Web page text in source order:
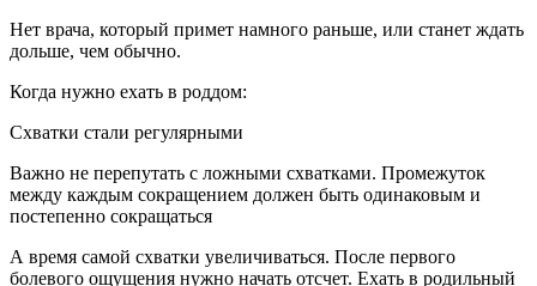
Нет врача, который примет намного раньше, или станет ждать
дольше, чем обычно.
Когда нужно ехать в роддом:
Схватки стали регулярными
Важно не перепутать с ложными схватками. Промежуток
между каждым сокращением должен быть одинаковым и
постепенно сокращаться
А время самой схватки увеличиваться. После первого
болевого ощущения нужно начать отсчет. Ехать в родильный